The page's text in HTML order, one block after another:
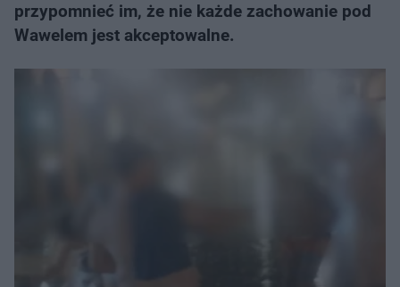
przypomnieć im, że nie każde zachowanie pod
Wawelem jest akceptowalne.